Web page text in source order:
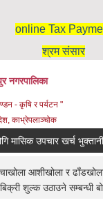
online Tax
श्रम संसार
नगरपालिका
- कृषि र पर्यटन "
काभ्रेपलाञ्चोक
मासिक उपचार खर्च
आशीखोला र
शुल्क उठाउने सम्बन्धी